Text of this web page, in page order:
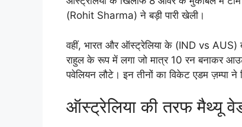
(Rohit Sharma) ने बड़ी पारी खेली।
वहीं, भारत और ऑस्ट्रेलिया के (IND vs AUS)
राहुल के रूप में लगा जो मात्र 10 रन बनाकर
पवेलियन लौटे। इन तीनों का विकेट एडम ज़म्पा ने
ऑस्ट्रेलिया की तरफ मैथ्यू वेड